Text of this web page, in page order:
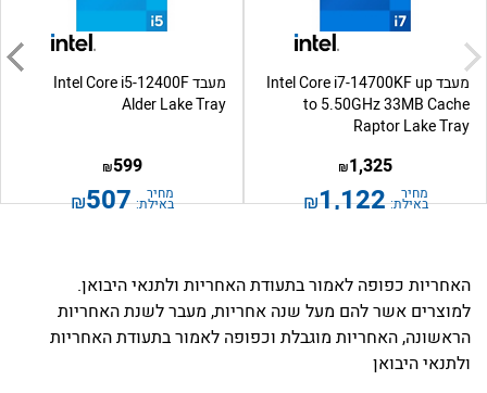
מעבד Intel Core i7-14700KF up
to 5.50GHz 33MB Cache
Raptor Lake Tray
1,325
₪
מחיר
באילת: 1,122
₪
מעבד Intel Core i5-12400F
Alder Lake Tray
599
₪
מחיר
באילת: 507
₪
האחריות כפופה לאמור בתעודת האחריות ולתנאי היבואן.
למוצרים אשר להם מעל שנה אחריות, מעבר לשנת האחריות
הראשונה, האחריות מוגבלת וכפופה לאמור בתעודת האחריות
ולתנאי היבואן